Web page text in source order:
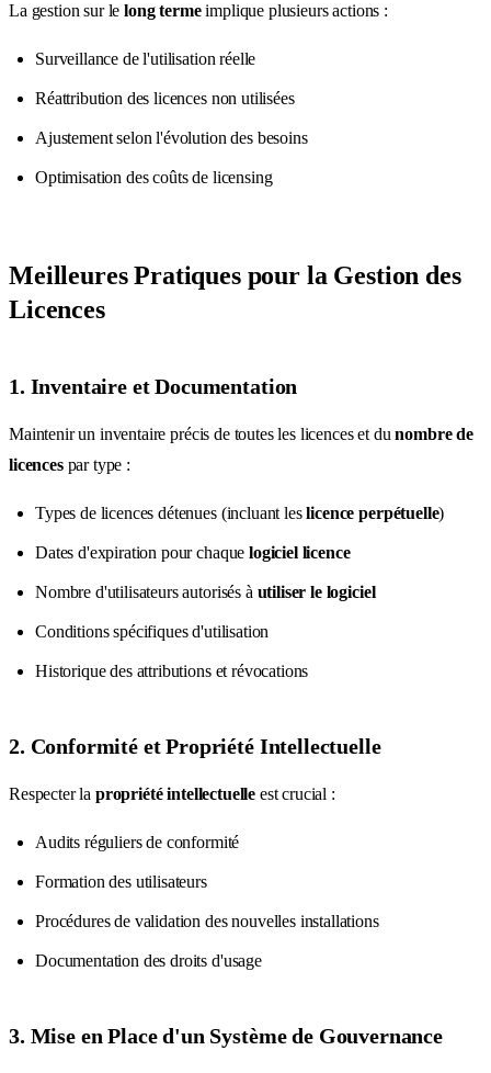
La gestion sur lelong termeimplique plusieurs actions :
Surveillance de l'utilisation réelle
Réattribution des licences non utilisées
Ajustement selon l'évolution des besoins
Optimisation des coûts de licensing
Meilleures Pratiques pour la Gestion des
Licences
1. Inventaire et Documentation
Maintenir un inventaire précis de toutes les licences et dunombre de
licencespar type :
Types de licences détenues (incluant leslicence perpétuelle)
Dates d'expiration pour chaquelogiciel licence
Nombre d'utilisateurs autorisés à utiliser le logiciel
Conditions spécifiques d'utilisation
Historique des attributions et révocations
2. Conformité et Propriété Intellectuelle
Respecter la propriété intellectuelle est crucial :
Audits réguliers de conformité
Formation des utilisateurs
Procédures de validation des nouvelles installations
Documentation des droits d'usage
3. Mise en Place d'un Système de Gouvernance